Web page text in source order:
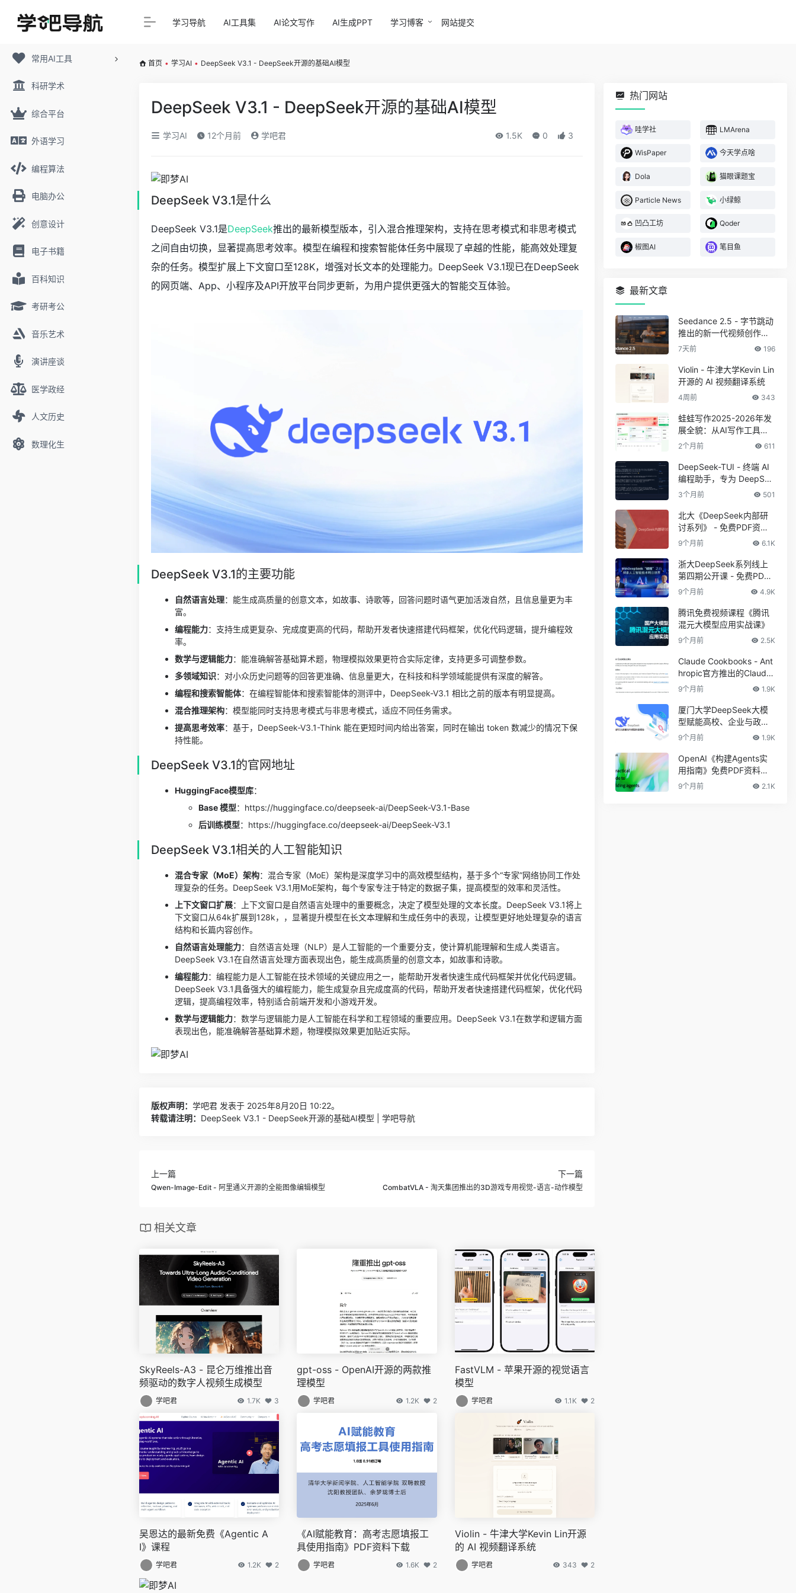
常用AI工具
科研学术
综合平台
外语学习
编程算法
电脑办公
创意设计
电子书籍
百科知识
考研考公
音乐艺术
演讲座谈
医学政经
人文历史
数理化生
学习导航 AI工具集 AI论文写作 AI生成PPT 学习博客 网站提交
首页 • 学习AI • DeepSeek V3.1 - DeepSeek开源的基础AI模型
DeepSeek V3.1 - DeepSeek开源的基础AI模型
学习AI 12个月前 学吧君 1.5K 0 3
DeepSeek V3.1是什么
DeepSeek V3.1是DeepSeek推出的最新模型版本，引入混合推理架构，支持在思考模式和非思考模式
之间自由切换，显著提高思考效率。模型在编程和搜索智能体任务中展现了卓越的性能，能高效处理复
杂的任务。模型扩展上下文窗口至128K，增强对长文本的处理能力。DeepSeek V3.1现已在DeepSeek
的网页端、App、小程序及API开放平台同步更新，为用户提供更强大的智能交互体验。
DeepSeek V3.1的主要功能
自然语言处理：能生成高质量的创意文本，如故事、诗歌等，回答问题时语气更加活泼自然，且信息量更为丰
富。
编程能力：支持生成更复杂、完成度更高的代码，帮助开发者快速搭建代码框架，优化代码逻辑，提升编程效
率。
数学与逻辑能力：能准确解答基础算术题，物理模拟效果更符合实际定律，支持更多可调整参数。
多领域知识：对小众历史问题等的回答更准确、信息量更大，在科技和科学领域能提供有深度的解答。
编程和搜索智能体：在编程智能体和搜索智能体的测评中，DeepSeek-V3.1 相比之前的版本有明显提高。
混合推理架构：模型能同时支持思考模式与非思考模式，适应不同任务需求。
提高思考效率：基于，DeepSeek-V3.1-Think 能在更短时间内给出答案，同时在输出 token 数减少的情况下保
持性能。
DeepSeek V3.1的官网地址
HuggingFace模型库：
Base 模型：https://huggingface.co/deepseek-ai/DeepSeek-V3.1-Base
后训练模型：https://huggingface.co/deepseek-ai/DeepSeek-V3.1
DeepSeek V3.1相关的人工智能知识
混合专家（MoE）架构：混合专家（MoE）架构是深度学习中的高效模型结构，基于多个“专家”网络协同工作处
理复杂的任务。DeepSeek V3.1用MoE架构，每个专家专注于特定的数据子集，提高模型的效率和灵活性。
上下文窗口扩展：上下文窗口是自然语言处理中的重要概念，决定了模型处理的文本长度。DeepSeek V3.1将上
下文窗口从64k扩展到128k，，显著提升模型在长文本理解和生成任务中的表现，让模型更好地处理复杂的语言
结构和长篇内容创作。
自然语言处理能力：自然语言处理（NLP）是人工智能的一个重要分支，使计算机能理解和生成人类语言。
DeepSeek V3.1在自然语言处理方面表现出色，能生成高质量的创意文本，如故事和诗歌。
编程能力：编程能力是人工智能在技术领域的关键应用之一，能帮助开发者快速生成代码框架并优化代码逻辑。
DeepSeek V3.1具备强大的编程能力，能生成复杂且完成度高的代码，帮助开发者快速搭建代码框架，优化代码
逻辑，提高编程效率，特别适合前端开发和小游戏开发。
数学与逻辑能力：数学与逻辑能力是人工智能在科学和工程领域的重要应用。DeepSeek V3.1在数学和逻辑方面
表现出色，能准确解答基础算术题，物理模拟效果更加贴近实际。
版权声明： 学吧君 发表于 2025年8月20日 10:22。
转载请注明： DeepSeek V3.1 - DeepSeek开源的基础AI模型 | 学吧导航
上一篇
Qwen-Image-Edit - 阿里通义开源的全能图像编辑模型
下一篇
CombatVLA - 淘天集团推出的3D游戏专用视觉-语言-动作模型
相关文章
SkyReels-A3 - 昆仑万维推出音
频驱动的数字人视频生成模型
学吧君 1.7K 3
gpt-oss - OpenAI开源的两款推
理模型
学吧君 1.2K 2
FastVLM - 苹果开源的视觉语言
模型
学吧君 1.1K 2
吴恩达的最新免费《Agentic A
I》课程
学吧君 1.2K 2
《AI赋能教育：高考志愿填报工
具使用指南》PDF资料下载
学吧君 1.6K 2
Violin - 牛津大学Kevin Lin开源
的 AI 视频翻译系统
学吧君 343 2
热门网站
哇学社 LMArena
WisPaper 今天学点啥
Dola 猫眼课题宝
Particle News 小绿鲸
凹凸工坊 Qoder
椒图AI 笔目鱼
最新文章
Seedance 2.5 - 字节跳动
推出的新一代视频创作模
型
7天前 196
Violin - 牛津大学Kevin Lin
开源的 AI 视频翻译系统
4周前 343
蛙蛙写作2025-2026年发
展全貌：从AI写作工具到
创作者一站式工作站
2个月前 611
DeepSeek-TUI - 终端 AI
编程助手，专为 DeepSee
k V4 系列模型设计
3个月前 501
北大《DeepSeek内部研
讨系列》 - 免费PDF资料
下载
9个月前 6.1K
浙大DeepSeek系列线上
第四期公开课 - 免费PDF
资料下载
9个月前 4.9K
腾讯免费视频课程《腾讯
混元大模型应用实战课》
9个月前 2.5K
Claude Cookbooks - Ant
hropic官方推出的Claude
实战指南
9个月前 1.9K
厦门大学DeepSeek大模
型赋能高校、企业与政府
数字化转型
9个月前 1.9K
OpenAI《构建Agents实
用指南》免费PDF资料下
载
9个月前 2.1K